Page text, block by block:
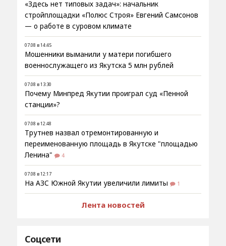
«Здесь нет типовых задач»: начальник
стройплощадки «Полюс Строя» Евгений Самсонов
— о работе в суровом климате
07.08 в 14:45
Мошенники выманили у матери погибшего
военнослужащего из Якутска 5 млн рублей
07.08 в 13:30
Почему Минпред Якутии проиграл суд «Пенной
станции»?
07.08 в 12:48
Трутнев назвал отремонтированную и
переименованную площадь в Якутске "площадью
Ленина"
4
07.08 в 12:17
На АЗС Южной Якутии увеличили лимиты 1
Лента новостей
Соцсети